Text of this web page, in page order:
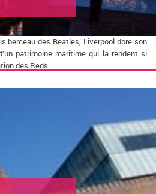
berceau des Beatles, Liverpool dore son
patrimoine maritime qui la rendent si
des Reds.